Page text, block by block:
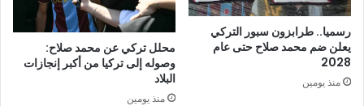
رسميا.. طرابزون سبور التركي
يعلن ضم محمد صلاح حتى عام
2028
منذ يومين
محلل تركي عن محمد صلاح:
وصوله إلى تركيا من أكبر إنجازات
البلاد
منذ يومين